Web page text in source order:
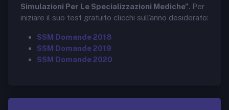
Simulazioni Per Le Specializzazioni Mediche”. Per
iniziare il suo test gratuito clicchi sull’anno desiderato:
SSM Domande 2018
SSM Domande 2019
SSM Domande 2020